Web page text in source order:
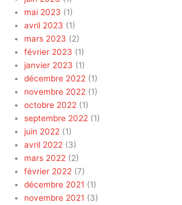
mai 2023 (1)
avril 2023 (1)
mars 2023 (2)
février 2023 (1)
janvier 2023 (1)
décembre 2022 (1)
novembre 2022 (1)
octobre 2022 (1)
septembre 2022 (1)
juin 2022 (1)
avril 2022 (3)
mars 2022 (2)
février 2022 (7)
décembre 2021 (1)
novembre 2021 (3)